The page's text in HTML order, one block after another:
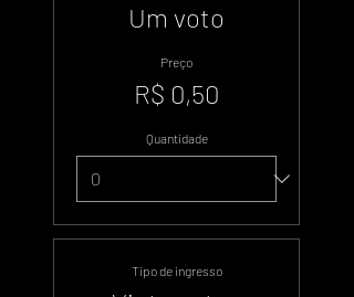
Um voto
Preço
R$ 0,50
Quantidade
Tipo de ingresso